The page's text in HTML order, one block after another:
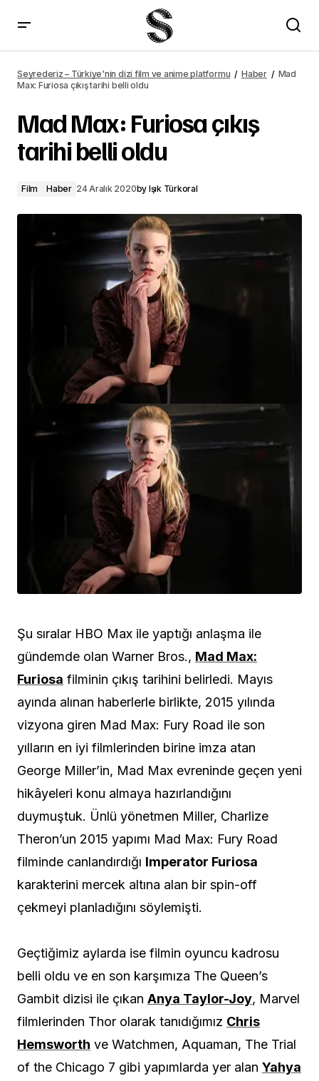
Seyrederiz – Türkiye'nin dizi film ve anime platformu Haber
Mad
Max: Furiosa çıkış tarihi belli oldu
Mad Max: Furiosa çıkış
tarihi belli oldu
Film Haber 24 Aralık 2020by Işık Türkoral
Şu sıralar HBO Max ile yaptığı anlaşma ile
gündemde olan Warner Bros., Mad Max:
Furiosa filminin çıkış tarihini belirledi. Mayıs
ayında alınan haberlerle birlikte, 2015 yılında
vizyona giren Mad Max: Fury Road ile son
yılların en iyi filmlerinden birine imza atan
George Miller’in, Mad Max evreninde geçen yeni
hikâyeleri konu almaya hazırlandığını
duymuştuk. Ünlü yönetmen Miller, Charlize
Theron’un 2015 yapımı Mad Max: Fury Road
filminde canlandırdığı Imperator Furiosa
karakterini mercek altına alan bir spin-off
çekmeyi planladığını söylemişti.
Geçtiğimiz aylarda ise filmin oyuncu kadrosu
belli oldu ve en son karşımıza The Queen’s
Gambit dizisi ile çıkan Anya Taylor-Joy, Marvel
filmlerinden Thor olarak tanıdığımız Chris
Hemsworth ve Watchmen, Aquaman, The Trial
of the Chicago 7 gibi yapımlarda yer alan Yahya